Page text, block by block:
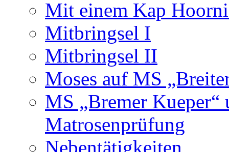
Mit einem Kap
Mitbringsel I
Mitbringsel II
Moses auf MS
MS „Bremer Kueper“
Matrosenprüfung
Nebentätigkeiten